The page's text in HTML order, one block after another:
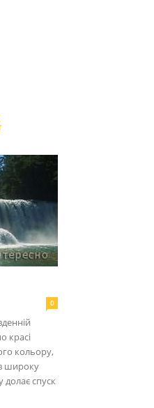
0
красі
кольору,
широку
спуск